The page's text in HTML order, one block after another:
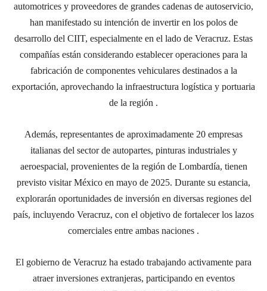
automotrices y proveedores de grandes cadenas de autoservicio,
han manifestado su intención de invertir en los polos de
desarrollo del CIIT, especialmente en el lado de Veracruz. Estas
compañías están considerando establecer operaciones para la
fabricación de componentes vehiculares destinados a la
exportación, aprovechando la infraestructura logística y portuaria
de la región .
Además, representantes de aproximadamente 20 empresas
italianas del sector de autopartes, pinturas industriales y
aeroespacial, provenientes de la región de Lombardía, tienen
previsto visitar México en mayo de 2025. Durante su estancia,
explorarán oportunidades de inversión en diversas regiones del
país, incluyendo Veracruz, con el objetivo de fortalecer los lazos
comerciales entre ambas naciones .
El gobierno de Veracruz ha estado trabajando activamente para
atraer inversiones extranjeras, participando en eventos